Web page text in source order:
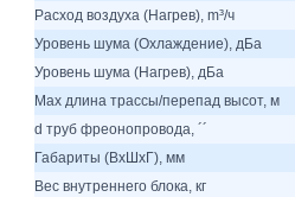
Расход воздуха (Нагрев), m³/ч
Уровень шума (Охлаждение), дБа
Уровень шума (Нагрев), дБа
Max длина трассы/перепад высот, м
d труб фреонопровода, ´´
Габариты (ВхШхГ), мм
Вес внутреннего блока, кг